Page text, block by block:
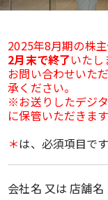
2025年8月期の株
2月末で終了いたし
お問い合わせいた
承ください。
※お送りしたデジ
に保管いただきま
＊は、必須項目です
会社名 又は 店舗名